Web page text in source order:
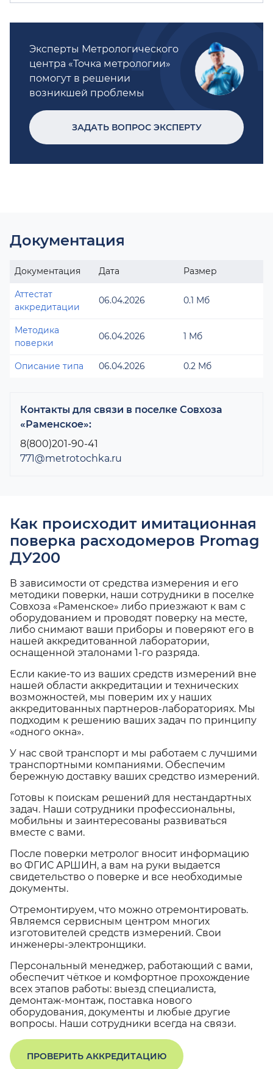
Эксперты Метрологического
центра «Точка метрологии»
помогут в решении
возникшей проблемы
ЗАДАТЬ ВОПРОС ЭКСПЕРТУ
Документация
Документация Дата Размер
Аттестат
аккредитации
06.04.2026 0.1 Мб
Методика
поверки
06.04.2026 1 Мб
Описание типа 06.04.2026 0.2 Мб
Контакты для связи в поселке Совхоза
«Раменское»:
8(800)201-90-41
771@metrotochka.ru
Как происходит имитационная
поверка расходомеров Promag
ДУ200
В зависимости от средства измерения и его
методики поверки, наши сотрудники в поселке
Совхоза «Раменское» либо приезжают к вам с
оборудованием и проводят поверку на месте,
либо снимают ваши приборы и поверяют его в
нашей аккредитованной лаборатории,
оснащенной эталонами 1-го разряда.
Если какие-то из ваших средств измерений вне
нашей области аккредитации и технических
возможностей, мы поверим их у наших
аккредитованных партнеров-лабораториях. Мы
подходим к решению ваших задач по принципу
«одного окна».
У нас свой транспорт и мы работаем с лучшими
транспортными компаниями. Обеспечим
бережную доставку ваших средство измерений.
Готовы к поискам решений для нестандартных
задач. Наши сотрудники профессиональны,
мобильны и заинтересованы развиваться
вместе с вами.
После поверки метролог вносит информацию
во ФГИС АРШИН, а вам на руки выдается
свидетельство о поверке и все необходимые
документы.
Отремонтируем, что можно отремонтировать.
Являемся сервисным центром многих
изготовителей средств измерений. Свои
инженеры-электронщики.
Персональный менеджер, работающий с вами,
обеспечит чёткое и комфортное прохождение
всех этапов работы: выезд специалиста,
демонтаж-монтаж, поставка нового
оборудования, документы и любые другие
вопросы. Наши сотрудники всегда на связи.
ПРОВЕРИТЬ АККРЕДИТАЦИЮ